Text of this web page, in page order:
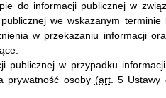
do informacji publicznej w
we wskazanym terminie
w przekazaniu informacji
publicznej w przypadku
prywatność osoby (art. 5 Ustawy